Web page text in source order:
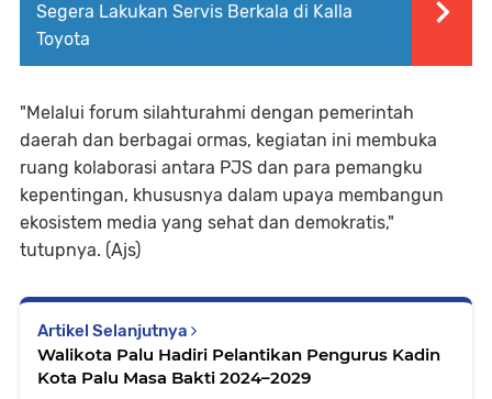
Segera Lakukan Servis Berkala di Kalla
Toyota
"Melalui forum silahturahmi dengan pemerintah
daerah dan berbagai ormas, kegiatan ini membuka
ruang kolaborasi antara PJS dan para pemangku
kepentingan, khususnya dalam upaya membangun
ekosistem media yang sehat dan demokratis,"
tutupnya. (Ajs)
Artikel Selanjutnya
Walikota Palu Hadiri Pelantikan Pengurus Kadin
Kota Palu Masa Bakti 2024–2029